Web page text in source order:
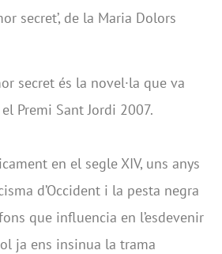
secret’, de la Maria Dolors
secret és la novel·la que va
Premi Sant Jordi 2007.
en el segle XIV, uns anys
d’Occident i la pesta negra
que influencia en l’esdevenir
ja ens insinua la trama